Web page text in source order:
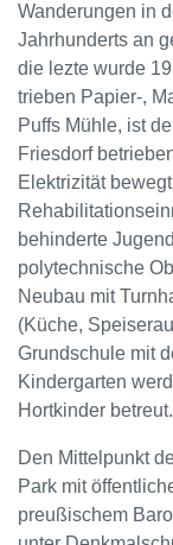
Wanderungen in
Jahrhunderts an
die lezte wurde
trieben Papier-,
Puffs Mühle, ist
Friesdorf
Elektrizität
behinderte
polytechnische
Neubau mit
(Küche,
Grundschule mit
Kindergarten
Hortkinder betreut.
Den Mittelpunkt
Park mit
preußischem